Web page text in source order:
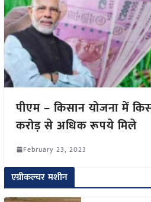
पीएम – किसान योजना में
करोड़ से अधिक रूपये मिले
February 23, 2023
एग्रीकल्चर मशीन